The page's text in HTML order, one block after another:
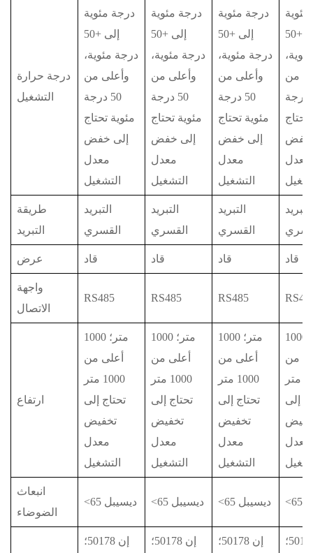
درجة حرارة
التشغيل
درجة مئوية
إلى +50
درجة مئوية،
وأعلى من
50 درجة
مئوية تحتاج
إلى خفض
معدل
التشغيل
درجة مئوية
إلى +50
درجة مئوية،
وأعلى من
50 درجة
مئوية تحتاج
إلى خفض
معدل
التشغيل
درجة مئوية
إلى +50
درجة مئوية،
وأعلى من
50 درجة
مئوية تحتاج
إلى خفض
معدل
التشغيل
إلى +50
من
50 درجة
تحتاج
خفض
معدل
طريقة
التبريد
التبريد
القسري
التبريد
القسري
التبريد
القسري
التبريد
عرض قاد قاد قاد قاد
واجهة
الاتصال
RS485 RS485 RS485
ارتفاع
1000 متر؛
أعلى من
1000 متر
تحتاج إلى
تخفيض
معدل
التشغيل
1000 متر؛
أعلى من
1000 متر
تحتاج إلى
تخفيض
معدل
التشغيل
1000 متر؛
أعلى من
1000 متر
تحتاج إلى
تخفيض
معدل
التشغيل
1000 متر؛
من
1000 متر
إلى
معدل
انبعاث
الضوضاء
<65 ديسيبل <65 ديسيبل <65 ديسيبل
إن 50178؛
إن 50178؛
إن 50178؛
إن 50178؛